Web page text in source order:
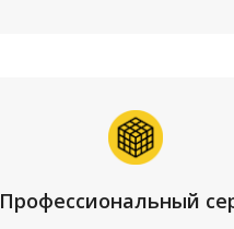
Профессиональный